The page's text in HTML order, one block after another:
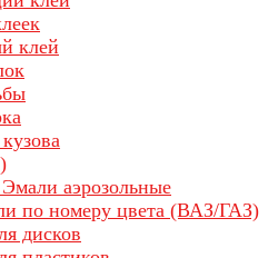
клей
аэрозольные
по номеру цвета (ВАЗ/ГАЗ)
дисков